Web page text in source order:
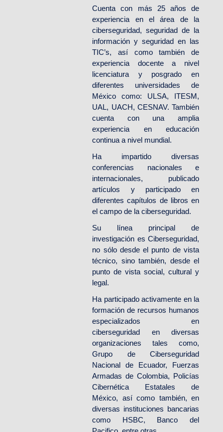
Cuenta con más 25 años de
experiencia en el área de la
ciberseguridad, seguridad de la
información y seguridad en las
TIC’s, así como también de
experiencia docente a nivel
licenciatura y posgrado en
diferentes universidades de
México como: ULSA, ITESM,
UAL, UACH, CESNAV. También
cuenta con una amplia
experiencia en educación
continua a nivel mundial.
Ha impartido diversas
conferencias nacionales e
internacionales, publicado
artículos y participado en
diferentes capítulos de libros en
el campo de la ciberseguridad.
Su línea principal de
investigación es Ciberseguridad,
no sólo desde el punto de vista
técnico, sino también, desde el
punto de vista social, cultural y
legal.
Ha participado activamente en la
formación de recursos humanos
especializados en
ciberseguridad en diversas
organizaciones tales como,
Grupo de Ciberseguridad
Nacional de Ecuador, Fuerzas
Armadas de Colombia, Policías
Cibernética Estatales de
México, así como también, en
diversas instituciones bancarias
como HSBC, Banco del